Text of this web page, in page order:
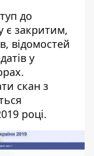
до
є закритим,
відомостей
у
скан з
році.